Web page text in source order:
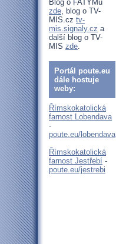
Blog o FATYMu
zde, blog o TV-
MIS.cz tv-
mis.signaly.cz a
další blog o TV-
MIS zde.
Portál poute.eu
dále hostuje
weby:
Římskokatolická
farnost Lobendava
-
poute.eu/lobendava
Římskokatolická
farnost Jestřebí -
poute.eu/jestrebi